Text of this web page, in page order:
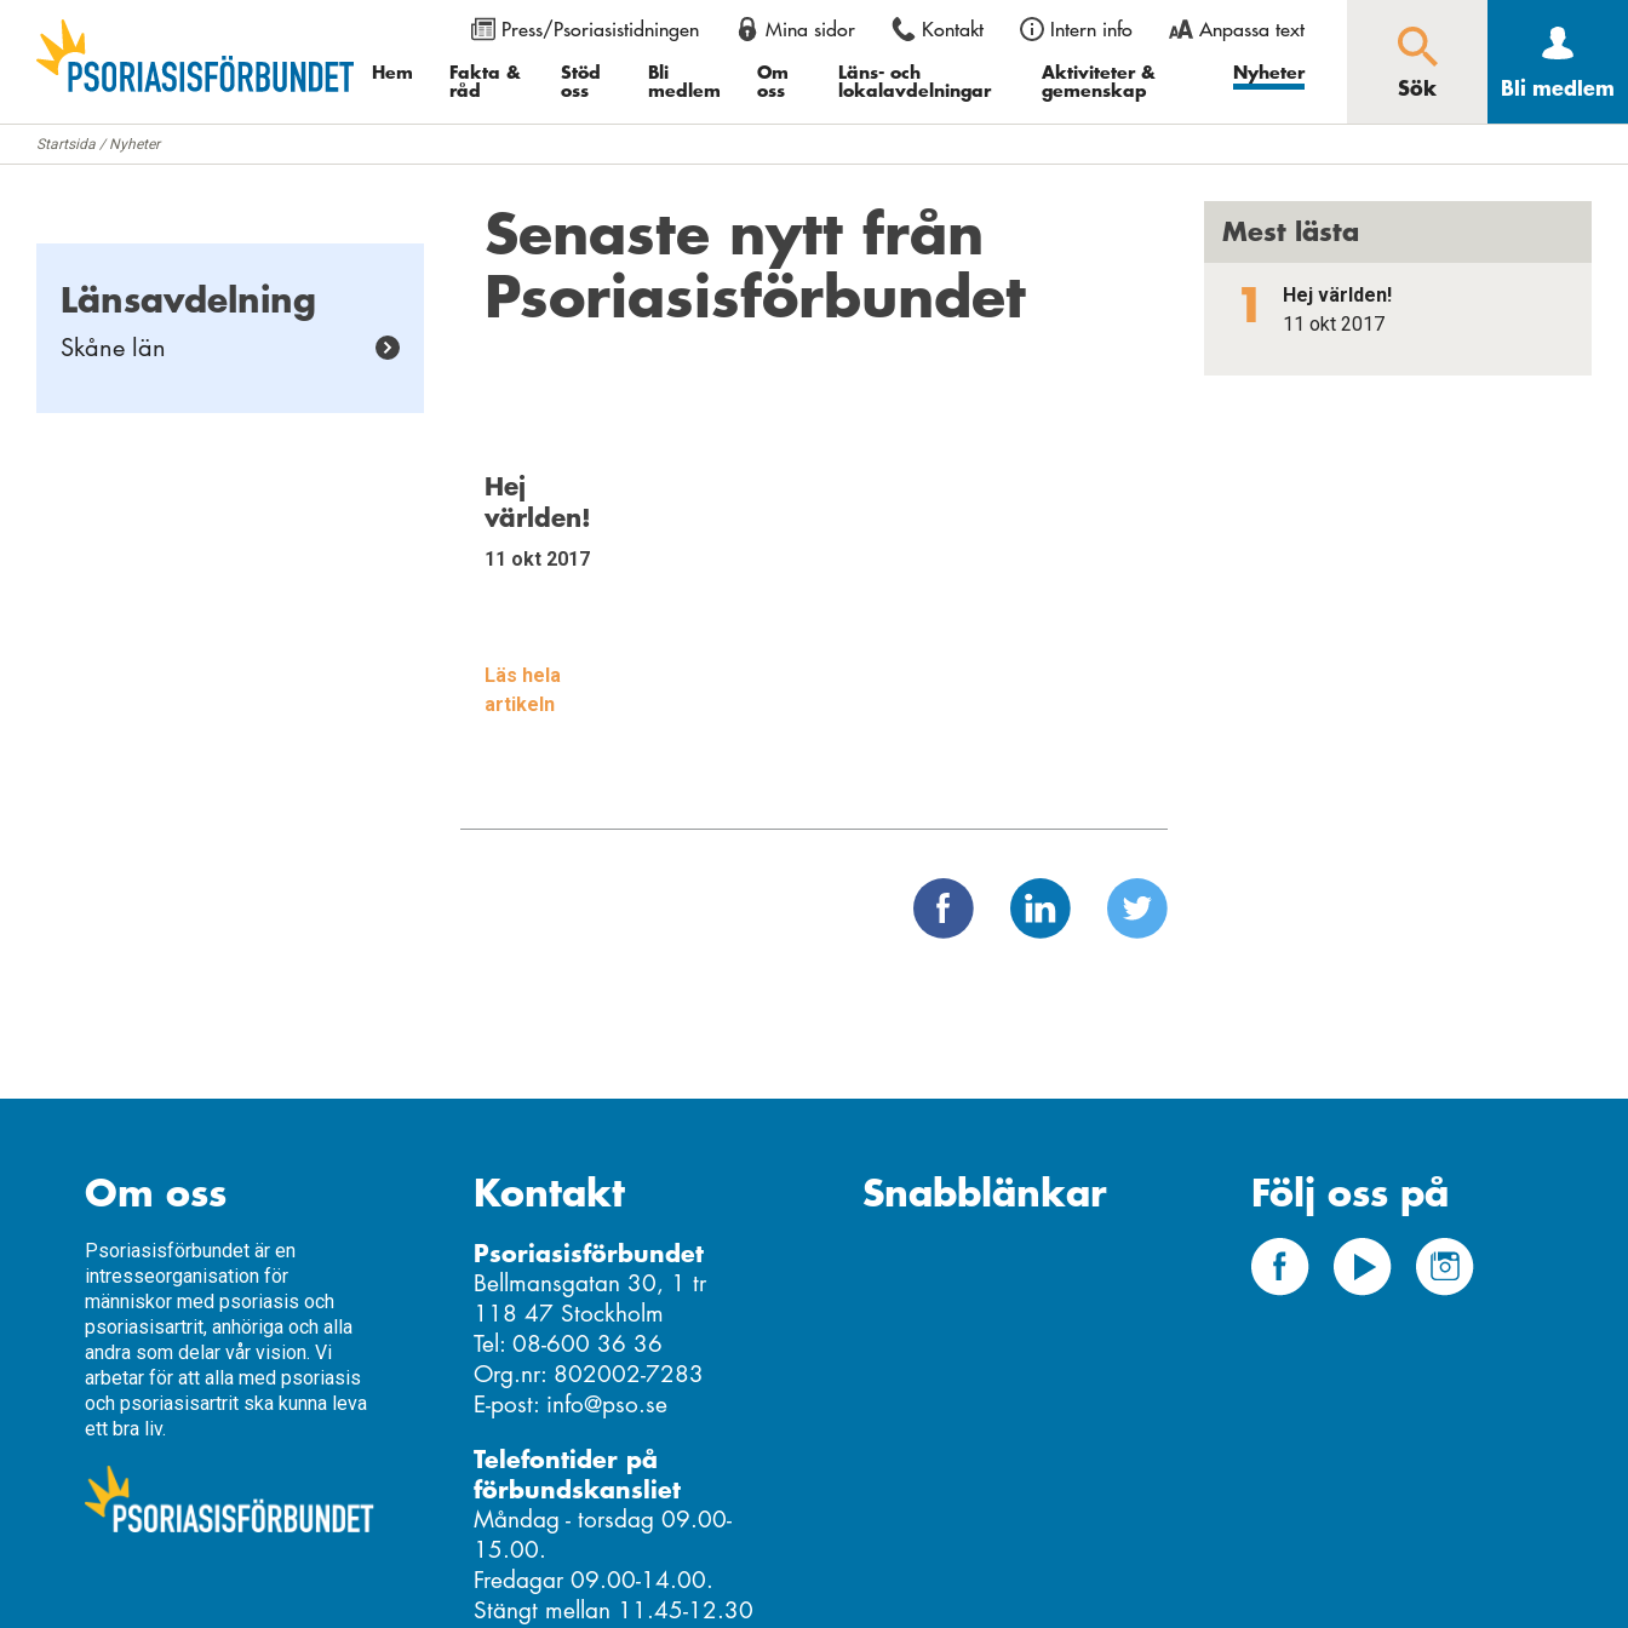
Använd knapparna för att ändra textstorleken på sidan. Du kan också justera storleken permanent i din webbläsare, genom att gå in under
menyalternativet ”Visa”. I Internet Explorer och Firefox väljer du därefter ”Textstorlek”, i Google Chrome ”Zooma in” eller ”Zooma ut” och i Opera
”Zoomfaktor”.
Större Mindre Återställ
Press/Psoriasistidningen Mina sidor Kontakt Intern info
Anpassa text
Hem
Fakta &
råd
Stöd
oss
Bli
medlem
Om
oss
Läns- och
lokalavdelningar
Aktiviteter &
gemenskap
Nyheter
Sök Bli medlem
Startsida /Nyheter
Länsavdelning
Skåne län
Senaste nytt från
Psoriasisförbundet
Hej
världen!
11 okt 2017
Läs hela
artikeln
Mest lästa
Hej världen!
11 okt 2017
Om oss
Psoriasisförbundet är en
intresseorganisation för
människor med psoriasis och
psoriasisartrit, anhöriga och alla
andra som delar vår vision. Vi
arbetar för att alla med psoriasis
och psoriasisartrit ska kunna leva
ett bra liv.
Kontakt
Psoriasisförbundet
Bellmansgatan 30, 1 tr
118 47 Stockholm
Tel: 08-600 36 36
Org.nr: 802002-7283
E-post: info@pso.se
Telefontider på
förbundskansliet
Måndag - torsdag 09.00-
15.00.
Fredagar 09.00-14.00.
Stängt mellan 11.45-12.30
Snabblänkar Följ oss på